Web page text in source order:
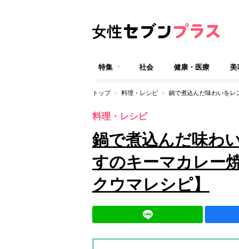
特集 社会 健康・医療 美
トップ 料理・レシピ
料理・レシピ
鍋で煮込んだ味わ
すのキーマカレー
クウマレシピ】